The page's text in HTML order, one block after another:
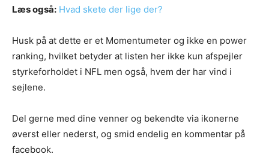
Læs også: Hvad skete der lige der?
Husk på at dette er et Momentumeter og ikke en power
ranking, hvilket betyder at listen her ikke kun afspejler
styrkeforholdet i NFL men også, hvem der har vind i
sejlene.
Del gerne med dine venner og bekendte via ikonerne
øverst eller nederst, og smid endelig en kommentar på
facebook.